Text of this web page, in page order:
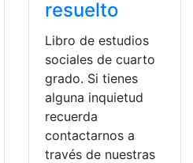
resuelto
Libro de estudios
sociales de cuarto
grado. Si tienes
alguna inquietud
recuerda
contactarnos a
través de nuestras